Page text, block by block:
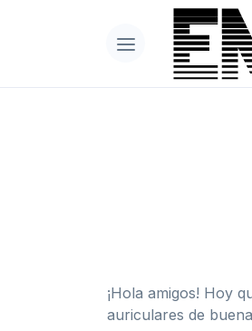
¡Hola amigos! Hoy
auriculares de